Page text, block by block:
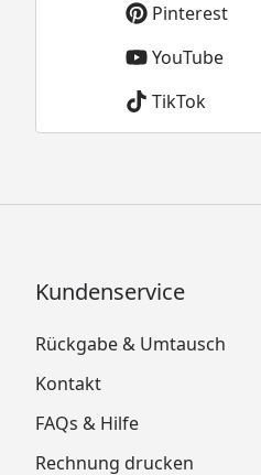
Pinterest
YouTube
TikTok
Kundenservice
Rückgabe & Umtausch
Kontakt
FAQs & Hilfe
Rechnung drucken